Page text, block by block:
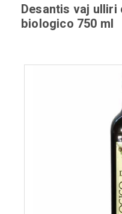
Desantis vaj
biologico 750 ml